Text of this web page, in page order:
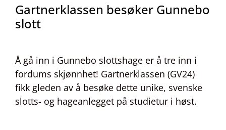
Gartnerklassen besøker Gunnebo
slott
Å gå inn i Gunnebo slottshage er å tre inn i
fordums skjønnhet! Gartnerklassen (GV24)
fikk gleden av å besøke dette unike, svenske
slotts- og hageanlegget på studietur i høst.